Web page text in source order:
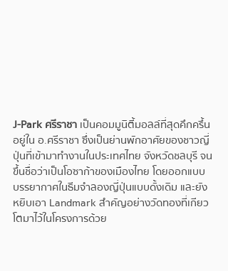
J-Park ศรีราชา เป็นคอมมูนิตี้มอลล์ที่สุดคึกครึ้น
อยู่ใน อ.ศรีราชา ซึ่งเป็นย่านพักอาศัยของชาวญี่
ปุ่นที่เข้ามาทำงานในประเทศไทย จังหวัดชลบุรี จน
ขึ้นชื่อว่าเป็นโอซาก้าของเมืองไทย โดยออกแบบ
บรรยากาศในธีมจำลองญี่ปุ่นแบบดั้งเดิม และยัง
หยิบเอา Landmark สำคัญอย่างวัดทองที่เกียว
โตมาไว้ในโครงการด้วย